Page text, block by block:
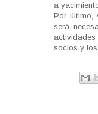
a
Por último,
será
socios y